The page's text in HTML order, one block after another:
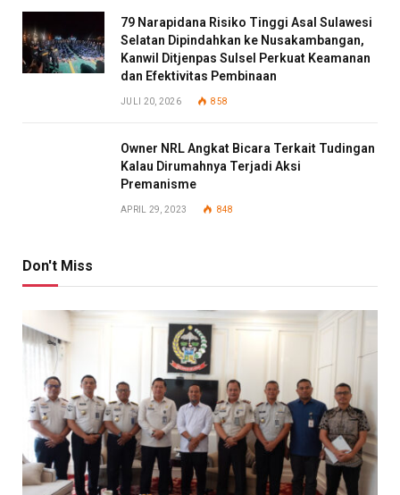
79 Narapidana Risiko Tinggi Asal Sulawesi
Selatan Dipindahkan ke Nusakambangan,
Kanwil Ditjenpas Sulsel Perkuat Keamanan
dan Efektivitas Pembinaan
JULI 20, 2026 858
Owner NRL Angkat Bicara Terkait Tudingan
Kalau Dirumahnya Terjadi Aksi
Premanisme
APRIL 29, 2023 848
Don't Miss